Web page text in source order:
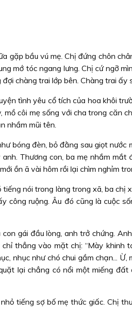
gặp bầu vú mẹ. Chị đứng chôn
mớ tóc ngang lưng. Chị cứ ngỡ
chàng trai lớp bên. Chàng trai ấy
tình yêu cổ tích của hoa khôi
côi mẹ sống với cha trong căn
nhầm mũi tên.
bóng đèn, bỏ đằng sau giọt nước
Thương con, ba mẹ nhắm mắt
ồn ã vài hôm rồi lại chìm nghỉm
tiếng nói trong làng trong xã, ba chị
công ruộng. Âu đó cũng là cuộc
gái đầu lòng, anh trở chứng.
thẳng vào mặt chị: “Mày khinh
nhục như chó chui gầm chạn...
lại chẳng có nổi một miếng đất
tiếng sợ bố mẹ thức giấc. Chị